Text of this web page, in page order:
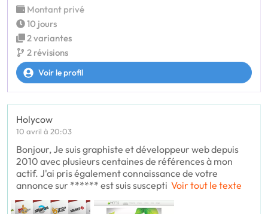
Montant privé
10 jours
2 variantes
2 révisions
Voir le profil
Holycow
10 avril à 20:03
Bonjour, Je suis graphiste et développeur web depuis
2010 avec plusieurs centaines de références à mon
actif. J'ai pris également connaissance de votre
annonce sur ****** est suis suscepti Voir tout le texte